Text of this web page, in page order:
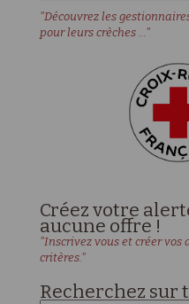
"Découvrez les
pour leurs crèches ..."
Créez votre
aucune offre !
"Inscrivez vous et créer vos
critères."
Recherchez sur